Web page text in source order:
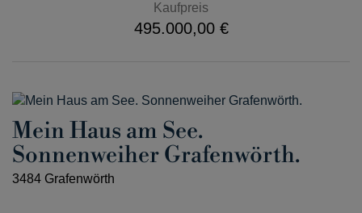
Kaufpreis
495.000,00 €
Mein Haus am See.
Sonnenweiher Grafenwörth.
3484 Grafenwörth